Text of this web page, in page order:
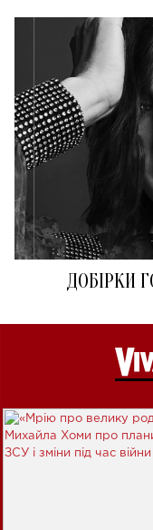
ДОБІРКИ